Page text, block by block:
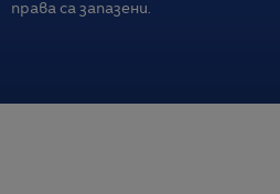
права са запазени.